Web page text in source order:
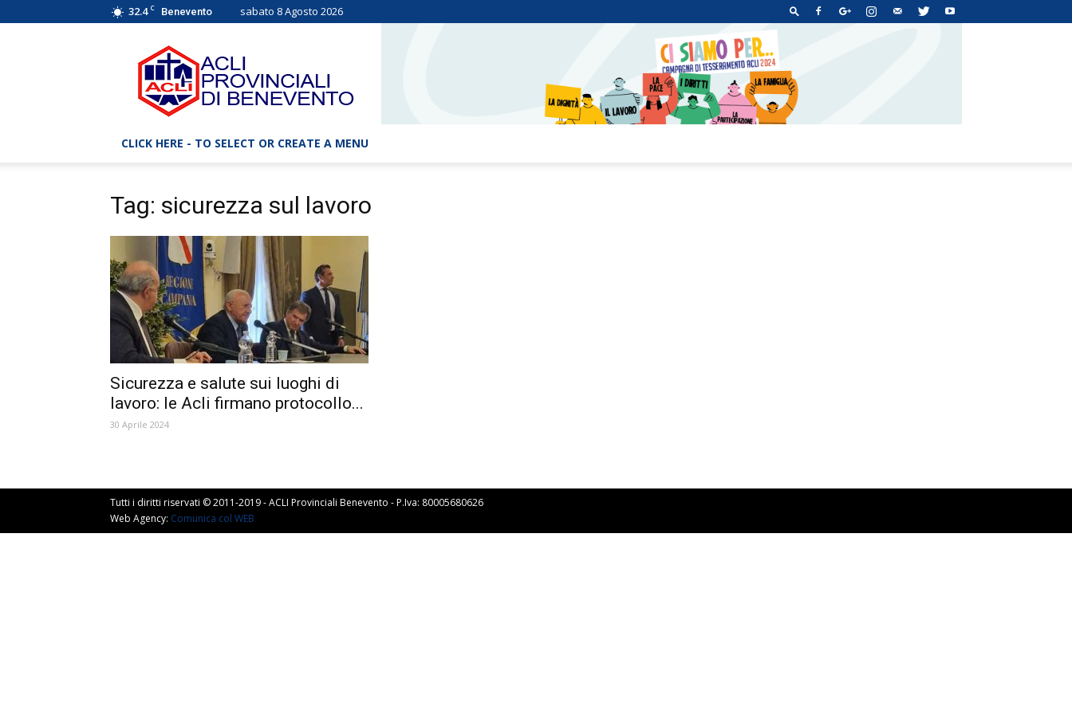
32.4 C Benevento sabato 8 Agosto 2026
ACLI
Benevento
–
Associazioni
Cristiane
Lavoratori
CLICK HERE - TO SELECT OR CREATE A MENU
Tag: sicurezza sul lavoro
Sicurezza e salute sui luoghi di
lavoro: le Acli firmano protocollo...
30 Aprile 2024
Tutti i diritti riservati © 2011-2019 - ACLI Provinciali Benevento - P.Iva: 80005680626
Web Agency: Comunica col WEB